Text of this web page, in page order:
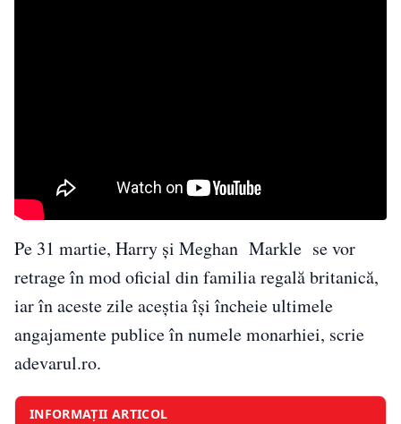
Pe 31 martie, Harry şi Meghan Markle se vor
retrage în mod oficial din familia regală britanică,
iar în aceste zile aceștia își încheie ultimele
angajamente publice în numele monarhiei, scrie
adevarul.ro.
INFORMAȚII ARTICOL